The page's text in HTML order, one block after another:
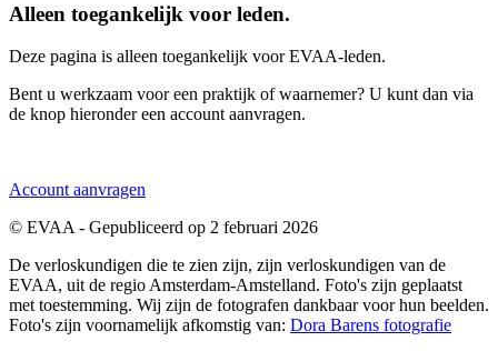
Alleen toegankelijk voor leden.
Deze pagina is alleen toegankelijk voor EVAA-leden.
Bent u werkzaam voor een praktijk of waarnemer? U kunt dan via
de knop hieronder een account aanvragen.
Account aanvragen
© EVAA - Gepubliceerd op 2 februari 2026
De verloskundigen die te zien zijn, zijn verloskundigen van de
EVAA, uit de regio Amsterdam-Amstelland. Foto's zijn geplaatst
met toestemming. Wij zijn de fotografen dankbaar voor hun beelden.
Foto's zijn voornamelijk afkomstig van: Dora Barens fotografie